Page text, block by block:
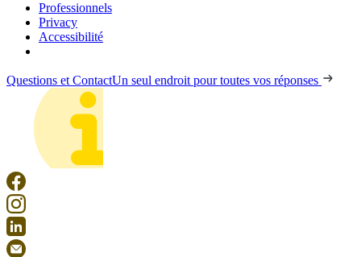
Professionnels
Privacy
Accessibilité
Questions et ContactUn seul endroit pour toutes vos réponses